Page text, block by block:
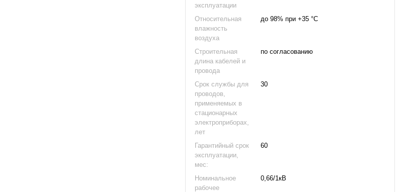
эксплуатации
Относительная
влажность
воздуха
до 98% при +35 °С
Строительная
длина кабелей и
провода
по согласованию
Срок службы для
проводов,
применяемых в
стационарных
электроприборах,
лет
30
Гарантийный срок
эксплуатации,
мес:
60
Номинальное
рабочее
0,66/1кВ